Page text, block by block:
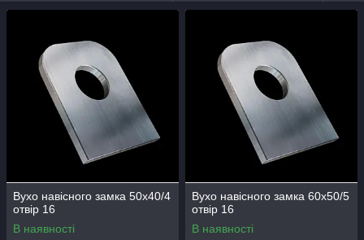
Вухо навісного замка 50х40/4
отвір 16
В наявності
Вухо навісного замка 60х50/5
отвір 16
В наявності